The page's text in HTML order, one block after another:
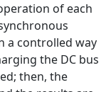
of each
a controlled way
the DC bus
then, the